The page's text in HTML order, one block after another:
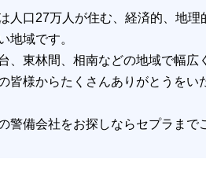
人口27万人が住む、経済的、地
地域です。
、東林間、相南などの地域で幅広
皆様からたくさんありがとうを
警備会社をお探しならセプラまで